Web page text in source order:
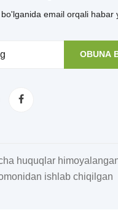
email orqali habar
OBUNA
huquqlar
ishlab chiqilgan